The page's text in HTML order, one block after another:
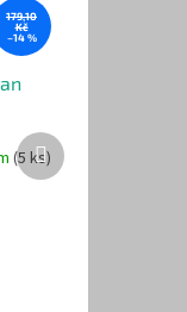
179,10
Kč
–14 %
(5 ks)
Další
produkt